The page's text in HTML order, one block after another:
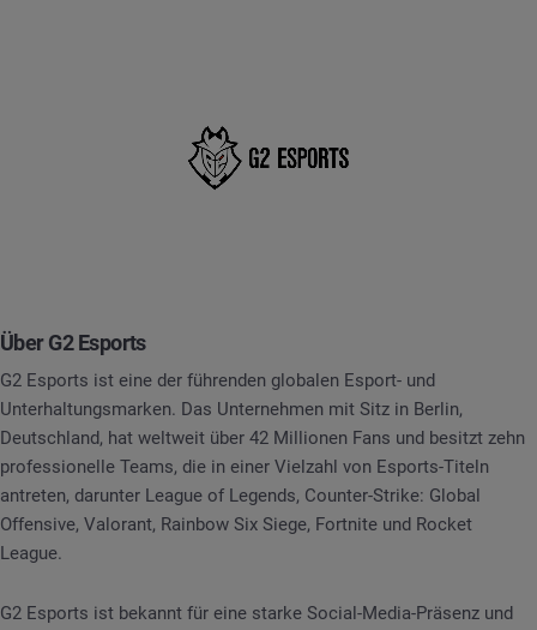
Über G2 Esports
G2 Esports ist eine der führenden globalen Esport- und
Unterhaltungsmarken. Das Unternehmen mit Sitz in Berlin,
Deutschland, hat weltweit über 42 Millionen Fans und besitzt zehn
professionelle Teams, die in einer Vielzahl von Esports-Titeln
antreten, darunter League of Legends, Counter-Strike: Global
Offensive, Valorant, Rainbow Six Siege, Fortnite und Rocket
League.
G2 Esports ist bekannt für eine starke Social-Media-Präsenz und